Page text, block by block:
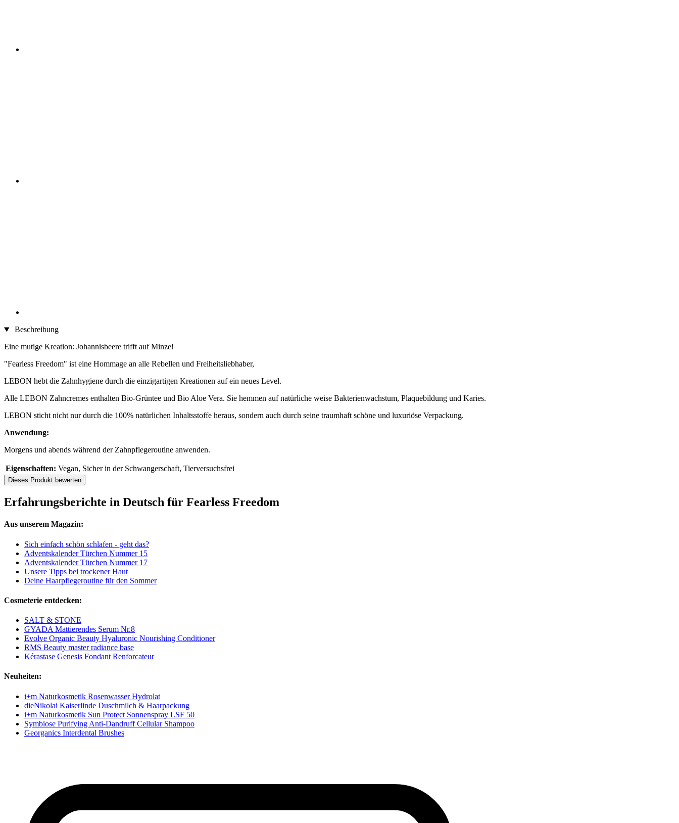
Beschreibung
Eine mutige Kreation: Johannisbeere trifft auf Minze!
"Fearless Freedom" ist eine Hommage an alle Rebellen und Freiheitsliebhaber,
LEBON hebt die Zahnhygiene durch die einzigartigen Kreationen auf ein neues Level.
Alle LEBON Zahncremes enthalten Bio-Grüntee und Bio Aloe Vera. Sie hemmen auf natürliche weise Bakterienwachstum, Plaquebildung und Karies.
LEBON sticht nicht nur durch die 100% natürlichen Inhaltsstoffe heraus, sondern auch durch seine traumhaft schöne und luxuriöse Verpackung.
Anwendung:
Morgens und abends während der Zahnpflegeroutine anwenden.
Eigenschaften: Vegan, Sicher in der Schwangerschaft, Tierversuchsfrei
Dieses Produkt bewerten
Erfahrungsberichte in Deutsch für Fearless Freedom
Aus unserem Magazin:
Sich einfach schön schlafen - geht das?
Adventskalender Türchen Nummer 15
Adventskalender Türchen Nummer 17
Unsere Tipps bei trockener Haut
Deine Haarpflegeroutine für den Sommer
Cosmeterie entdecken:
SALT & STONE
GYADA Mattierendes Serum Nr.8
Evolve Organic Beauty Hyaluronic Nourishing Conditioner
RMS Beauty master radiance base
Kérastase Genesis Fondant Renforcateur
Neuheiten:
i+m Naturkosmetik Rosenwasser Hydrolat
dieNikolai Kaiserlinde Duschmilch & Haarpackung
i+m Naturkosmetik Sun Protect Sonnenspray LSF 50
Symbiose Purifying Anti-Dandruff Cellular Shampoo
Georganics Interdental Brushes